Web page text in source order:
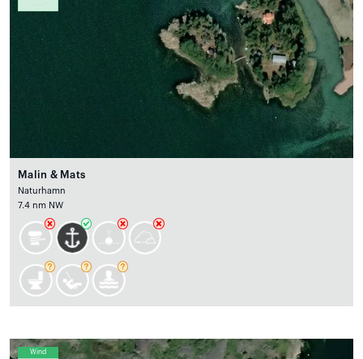
Malin & Mats
Naturhamn
7.4 nm NW
Wind